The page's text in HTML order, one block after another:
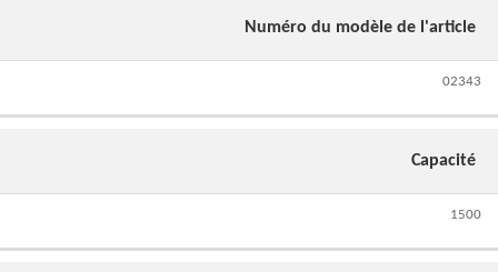
Numéro du modèle de l'article
02343
Capacité
1500